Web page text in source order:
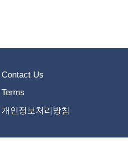
Contact Us
Terms
개인정보처리방침